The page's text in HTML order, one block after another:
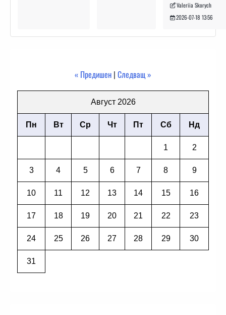
Valeriia Skorych
2026-07-18 13:56
« Предишен | Следващ »
Август 2026
Пн Вт Ср Чт Пт Сб Нд
1 2
3 4 5 6 7 8 9
10 11 12 13 14 15 16
17 18 19 20 21 22 23
24 25 26 27 28 29 30
31